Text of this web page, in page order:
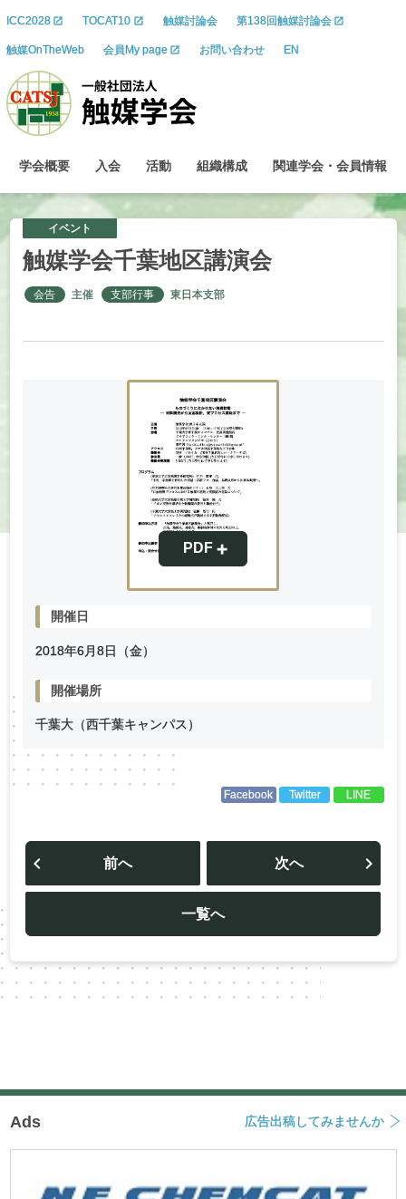
ICC2028 TOCAT10 触媒討論会 第138回触媒討論会
触媒OnTheWeb 会員My page お問い合わせ EN
学会概要 入会 活動 組織構成 関連学会 ・ 会員情報
イベント
触媒学会千葉地区講演会
会告 主催 支部行事 東日本支部
開催日
2018年6月8日（金）
開催場所
千葉大（西千葉キャンパス）
Facebook Twitter LINE
投
ビ
ー
シ
ョ
前へ
一覧へ
次へ
Ads 広告出稿してみませんか